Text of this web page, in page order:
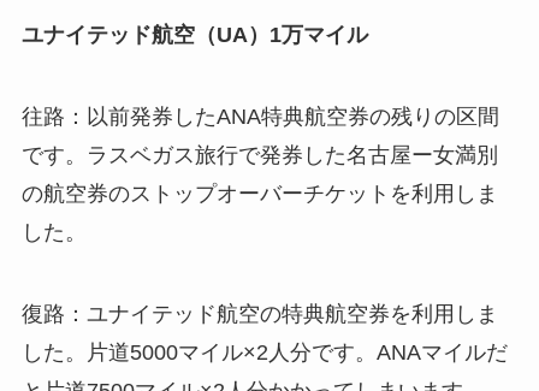
ユナイテッド航空（UA）1万マイル
往路：以前発券したANA特典航空券の残りの区間
です。ラスベガス旅行で発券した名古屋ー女満別
の航空券のストップオーバーチケットを利用しま
した。
復路：ユナイテッド航空の特典航空券を利用しま
した。片道5000マイル×2人分です。ANAマイルだ